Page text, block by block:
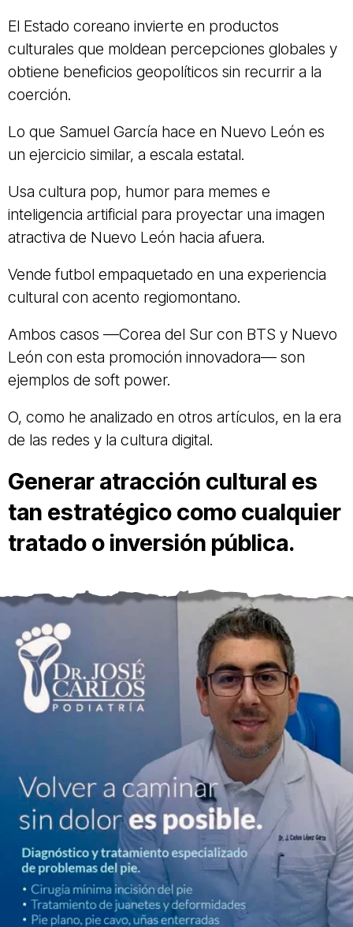
El Estado coreano invierte en productos
culturales que moldean percepciones globales y
obtiene beneficios geopolíticos sin recurrir a la
coerción.
Lo que Samuel García hace en Nuevo León es
un ejercicio similar, a escala estatal.
Usa cultura pop, humor para memes e
inteligencia artificial para proyectar una imagen
atractiva de Nuevo León hacia afuera.
Vende futbol empaquetado en una experiencia
cultural con acento regiomontano.
Ambos casos —Corea del Sur con BTS y Nuevo
León con esta promoción innovadora— son
ejemplos de soft power.
O, como he analizado en otros artículos, en la era
de las redes y la cultura digital.
Generar atracción cultural es
tan estratégico como cualquier
tratado o inversión pública.